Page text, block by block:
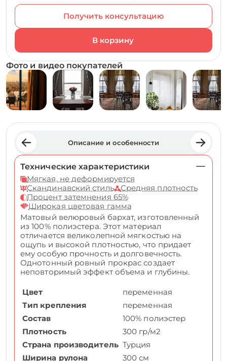
Получить консультацию
Фото и видео покупателей
Описание и особенности
Технические характеристики
Мягкая, не деформируется
Скандинавский стиль
Средняя плотность
Процент затемнения 65%
Широкая цветовая гамма
Матовый велюровый бархат, изготовленный
из 100% полиэстера. Этот материал
отличается великолепной мягкостью на
ощупь и высокой плотностью, что придает
ему особую прочность и долговечность.
Однотонный ровный прокрас создает
неповторимый эффект объема и глубины.
Цвет
переменная
Тип крепления
переменная
Состав
100% полиэстер
Плотность
300 гр/м2
Страна производитель Турция
Ширина рулона
300 см